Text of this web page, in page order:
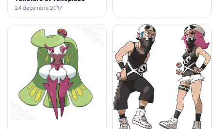
24 décembre 2017